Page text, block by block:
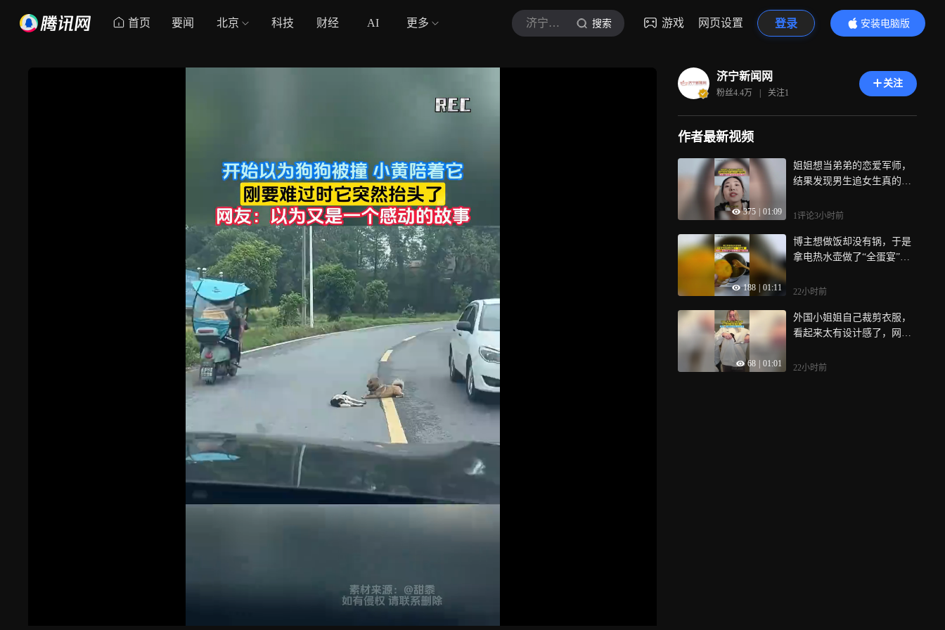
首页 要闻 北京 科技 财经 AI 更多 济宁新闻网 搜索 游戏 网页设置 登录
安装电脑版
内容更精彩
济宁新闻网
粉丝4.4万 | 关注1
关注
作者最新视频
375 01:09
姐姐想当弟弟的恋爱军师，
结果发现男生追女生真的很
果的
1评论3小时前
188 01:11
博主想做饭却没有锅，于是
拿电热水壶做了“全蛋宴”，
个热水壶
22小时前
68 01:01
外国小姐姐自己裁剪衣服，
看起来太有设计感了，网
22小时前